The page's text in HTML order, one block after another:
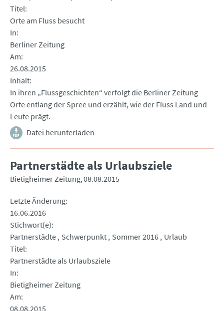
Titel
Orte am Fluss besucht
In
Berliner Zeitung
Am
26.08.2015
Inhalt
In ihren „Flussgeschichten“ verfolgt die Berliner Zeitung
Orte entlang der Spree und erzählt, wie der Fluss Land und
Leute prägt.
Datei herunterladen
Partnerstädte als Urlaubsziele
Bietigheimer Zeitung 08.08.2015
Letzte Änderung
16.06.2016
Stichwort(e)
Partnerstädte Schwerpunkt Sommer 2016 Urlaub
Titel
Partnerstädte als Urlaubsziele
In
Bietigheimer Zeitung
Am
08.08.2015